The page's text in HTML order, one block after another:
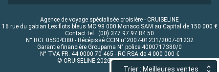
Trier : Meilleures ventes
Agence de voyage spécialisée croisière - CRUISELINE
16 rue du gabian Les flots bleus MC 98 000 Monaco SAM au Capital de 150 000 €
Contact tel : (00) 377 97 97 84 50
N° RCI: 05S04380 - Récépissé CCIN n°2007-01231/2007-01232
Garantie financière Groupama N° police 4000717380/0
N° TVA FR. 44 0000 70 465 - RC RSA de 4 000 000 €
© CRUISELINE 2026 - all rights reserved